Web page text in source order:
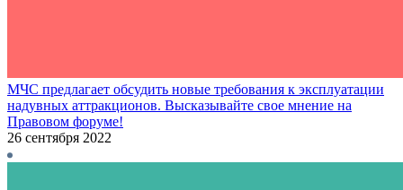
МЧС предлагает обсудить новые требования к эксплуатации
надувных аттракционов. Высказывайте свое мнение на
Правовом форуме!
26 сентября 2022